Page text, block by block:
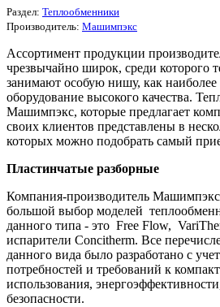
Раздел: Теплообменники
Производитель: Машимпэкс
Ассортимент продукции
чрезвычайно широк, среди которого
занимают особую нишу, как наиболее
оборудование высокого качества.
Машимпэкс, которые предлагает
своих клиентов представлены в
которых можно подобрать самый
Пластинчатые разборные
Компания-производитель Машимпэкс
большой выбор моделей
данного типа - это Free Flow,
испарители Concitherm. Все
данного вида было разработано с
потребностей и требований к
использования,
безопасности.